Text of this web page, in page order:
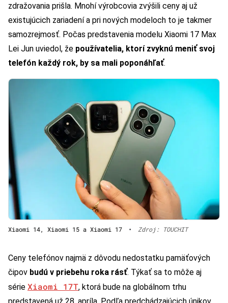
zdražovania prišla. Mnohí výrobcovia zvýšili ceny aj už
existujúcich zariadení a pri nových modeloch to je takmer
samozrejmosť. Počas predstavenia modelu Xiaomi 17 Max
Lei Jun uviedol, že používatelia, ktorí zvyknú meniť svoj
telefón každý rok, by sa mali poponáhľať.
Xiaomi 14, Xiaomi 15 a Xiaomi 17 • Zdroj: TOUCHIT
Ceny telefónov najmä z dôvodu nedostatku pamäťových
čipov budú v priebehu roka rásť. Týkať sa to môže aj
série Xiaomi 17T, ktorá bude na globálnom trhu